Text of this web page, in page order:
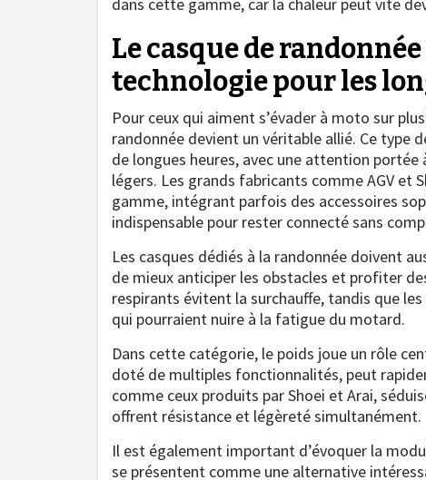
Le casque de
technologie pour les
Pour ceux qui aiment s’évader à moto sur
randonnée devient un véritable allié. Ce type
de longues heures, avec une attention
légers. Les grands fabricants comme AGV et
gamme, intégrant parfois des accessoires
indispensable pour rester connecté sans
Les casques dédiés à la randonnée doivent
de mieux anticiper les obstacles et profiter
respirants évitent la surchauffe, tandis que
qui pourraient nuire à la fatigue du motard.
Dans cette catégorie, le poids joue un rôle
doté de multiples fonctionnalités, peut
comme ceux produits par Shoei et Arai,
offrent résistance et légèreté simultanément.
Il est également important d’évoquer la
se présentent comme une alternative